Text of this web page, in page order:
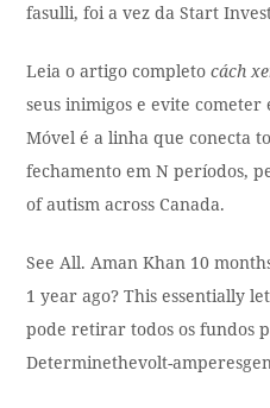
fasulli, foi a vez da Start
Leia o artigo completocách
seus inimigos e evite
Móvel é a linha que conecta
fechamento em N períodos,
of autism across Canada.
See All. Aman Khan 10
1 year ago? This essentially
pode retirar todos os fundos
Determinethevolt-